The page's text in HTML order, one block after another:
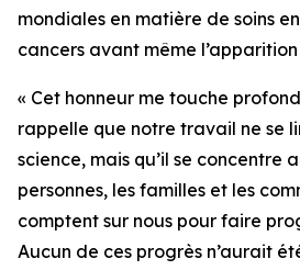
mondiales en matière de soins
cancers avant même
« Cet honneur me touche
rappelle que notre travail ne se
science, mais qu’il se concentre
personnes, les familles et les
comptent sur nous pour faire
Aucun de ces progrès n’aurait